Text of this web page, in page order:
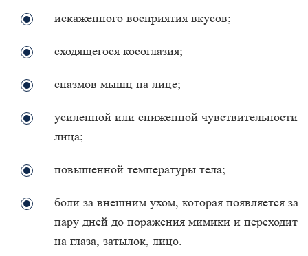
искаженного восприятия вкусов;
сходящегося косоглазия;
спазмов мышц на лице;
усиленной или сниженной чувствительности
лица;
повышенной температуры тела;
боли за внешним ухом, которая появляется за
пару дней до поражения мимики и переходит
на глаза, затылок, лицо.